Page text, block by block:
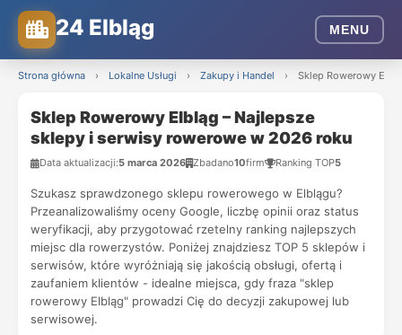
24 Elbląg MENU
Strona główna › Lokalne Usługi › Zakupy i Handel › Sklep Rowerowy
Sklep Rowerowy Elbląg – Najlepsze
sklepy i serwisy rowerowe w 2026 roku
Data aktualizacji:5 marca 2026 Zbadano10firm Ranking TOP5
Szukasz sprawdzonego sklepu rowerowego w Elblągu?
Przeanalizowaliśmy oceny Google, liczbę opinii oraz status
weryfikacji, aby przygotować rzetelny ranking najlepszych
miejsc dla rowerzystów. Poniżej znajdziesz TOP 5 sklepów i
serwisów, które wyróżniają się jakością obsługi, ofertą i
zaufaniem klientów - idealne miejsca, gdy fraza "sklep
rowerowy Elbląg" prowadzi Cię do decyzji zakupowej lub
serwisowej.